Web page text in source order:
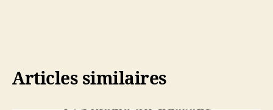
Articles similaires